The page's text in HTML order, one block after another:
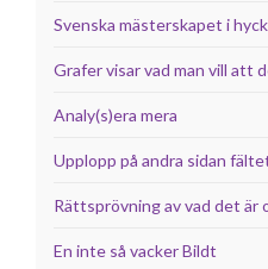
Svenska mästerskapet i
Grafer visar vad man vill att
Analy(s)era mera
Upplopp på andra sidan
Rättsprövning av vad det är
En inte så vacker Bildt